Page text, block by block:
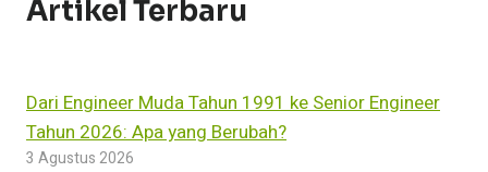
Artikel Terbaru
Dari Engineer Muda Tahun 1991 ke Senior Engineer
Tahun 2026: Apa yang Berubah?
3 Agustus 2026